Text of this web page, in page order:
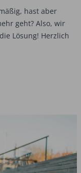
hast aber
geht? Also, wir
Lösung! Herzlich